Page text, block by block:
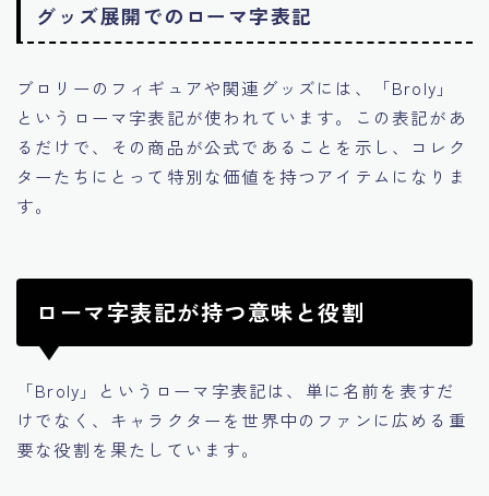
グッズ展開でのローマ字表記
ブロリーのフィギュアや関連グッズには、「Broly」
というローマ字表記が使われています。この表記があ
るだけで、その商品が公式であることを示し、コレク
ターたちにとって特別な価値を持つアイテムになりま
す。
ローマ字表記が持つ意味と役割
「Broly」というローマ字表記は、単に名前を表すだ
けでなく、キャラクターを世界中のファンに広める重
要な役割を果たしています。